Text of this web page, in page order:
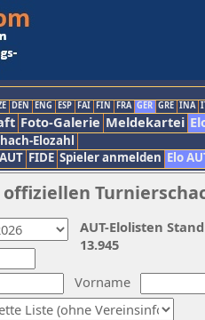
DEN ENG ESP FAI FIN FRA GER GRE INA
Foto-Galerie Meldekartei
Elozahl
FIDE Spieler anmelden Elo
Vorname
AUT-Elolisten
13.945